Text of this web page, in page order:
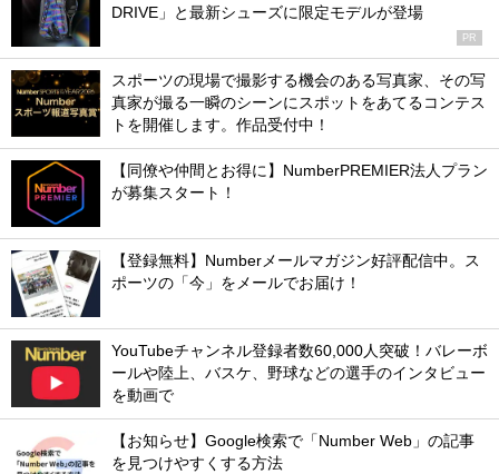
DRIVE」と最新シューズに限定モデルが登場
PR
スポーツの現場で撮影する機会のある写真家、その写
真家が撮る一瞬のシーンにスポットをあてるコンテス
トを開催します。作品受付中！
【同僚や仲間とお得に】NumberPREMIER法人プラン
が募集スタート！
【登録無料】Numberメールマガジン好評配信中。ス
ポーツの「今」をメールでお届け！
YouTubeチャンネル登録者数60,000人突破！バレーボ
ールや陸上、バスケ、野球などの選手のインタビュー
を動画で
【お知らせ】Google検索で「Number Web」の記事
を見つけやすくする方法